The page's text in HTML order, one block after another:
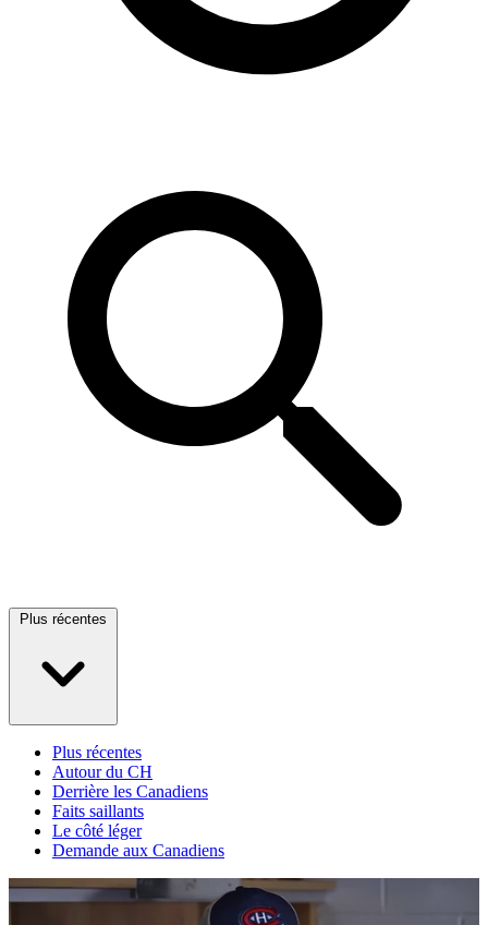
Plus récentes
Plus récentes
Autour du CH
Derrière les Canadiens
Faits saillants
Le côté léger
Demande aux Canadiens